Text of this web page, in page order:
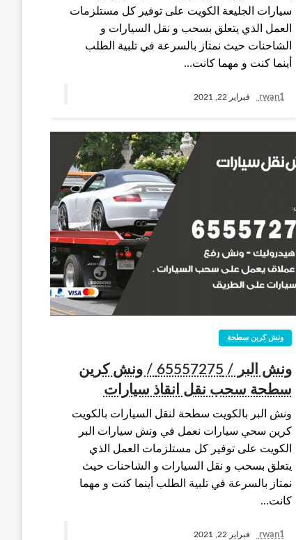
سيارات الجليعة الكويت على توفير كل مستلزمات
العمل الذي يتعلق بسحب و نقل السيارات و
الشاحنات حيث نمتاز بالسرعة في تلبية الطلب
أينما كنت و مهما كانت…
rwan1 فبراير 22, 2021
ونش كرين سطحة
ونش البر / 65557275 / ونش كرين
سطحة سحب نقل انقاذ سيارات
ونش البر بالكويت سطحة لنقل السيارات بالكويت
كرين سحي سيارات نعمل في ونش سيارات البر
الكويت على توفير كل مستلزمات العمل الذي
يتعلق بسحب و نقل السيارات و الشاحنات حيث
نمتاز بالسرعة في تلبية الطلب أينما كنت و مهما
كانت…
rwan1 فبراير 22, 2021